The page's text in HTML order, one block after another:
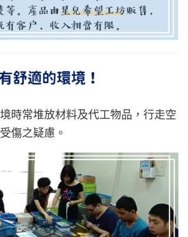
時常堆放材料及代工物品，行走空
傷之疑慮。